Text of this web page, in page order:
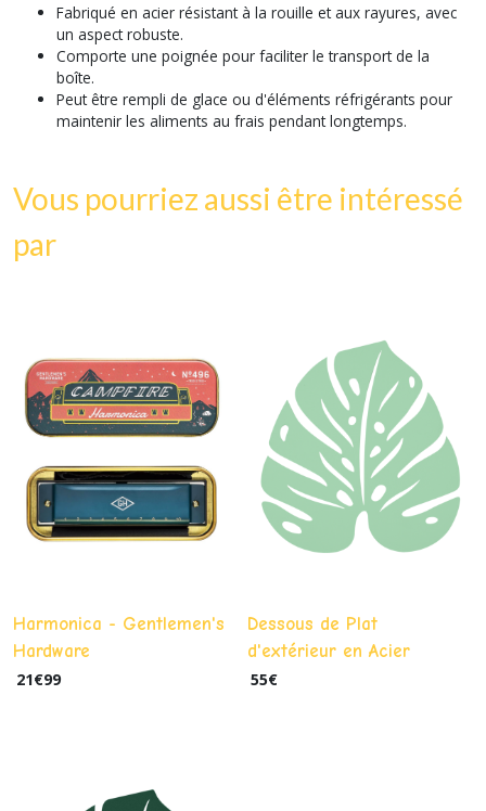
Fabriqué en acier résistant à la rouille et aux rayures, avec
un aspect robuste.
Comporte une poignée pour faciliter le transport de la
boîte.
Peut être rempli de glace ou d'éléments réfrigérants pour
maintenir les aliments au frais pendant longtemps.
Vous pourriez aussi être intéressé
par
Harmonica - Gentlemen's
Hardware
21€99
Dessous de Plat
d'extérieur en Acier
Monstera Fermob Vert
55€